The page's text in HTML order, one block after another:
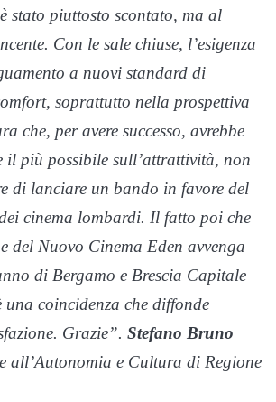
stato piuttosto scontato, ma al
Con le sale chiuse, l’esigenza
a nuovi standard di
soprattutto nella prospettiva
che, per avere successo, avrebbe
il più possibile sull’attrattività, non
di lanciare un bando in favore del
cinema lombardi. Il fatto poi che
del Nuovo Cinema Eden avvenga
di Bergamo e Brescia Capitale
coincidenza che diffonde
Grazie”. Stefano Bruno
all’Autonomia e Cultura di Regione